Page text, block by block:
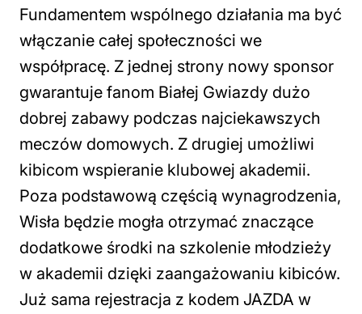
Fundamentem wspólnego działania ma być
włączanie całej społeczności we
współpracę. Z jednej strony nowy sponsor
gwarantuje fanom Białej Gwiazdy dużo
dobrej zabawy podczas najciekawszych
meczów domowych. Z drugiej umożliwi
kibicom wspieranie klubowej akademii.
Poza podstawową częścią wynagrodzenia,
Wisła będzie mogła otrzymać znaczące
dodatkowe środki na szkolenie młodzieży
w akademii dzięki zaangażowaniu kibiców.
Już sama rejestracja z kodem JAZDA w